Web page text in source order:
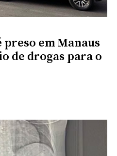
em Manaus
de drogas para o